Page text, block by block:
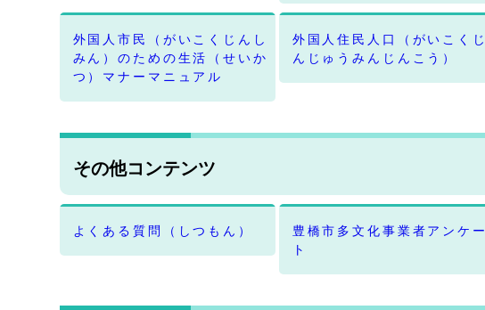
外国人市民（がいこくじんし
みん）のための生活（せいか
つ）マナーマニュアル
外国人住民人口（がいこくじ
んじゅうみんじんこう）
その他コンテンツ
よくある質問（しつもん）
豊橋市多文化事業者アンケー
ト